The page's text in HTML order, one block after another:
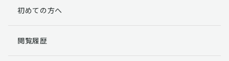
初めての方へ
閲覧履歴